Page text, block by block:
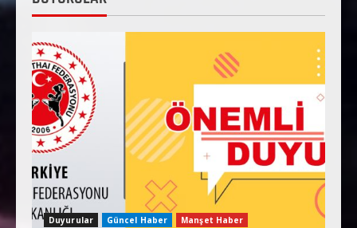
Duyurular Güncel Haber Manşet Haber